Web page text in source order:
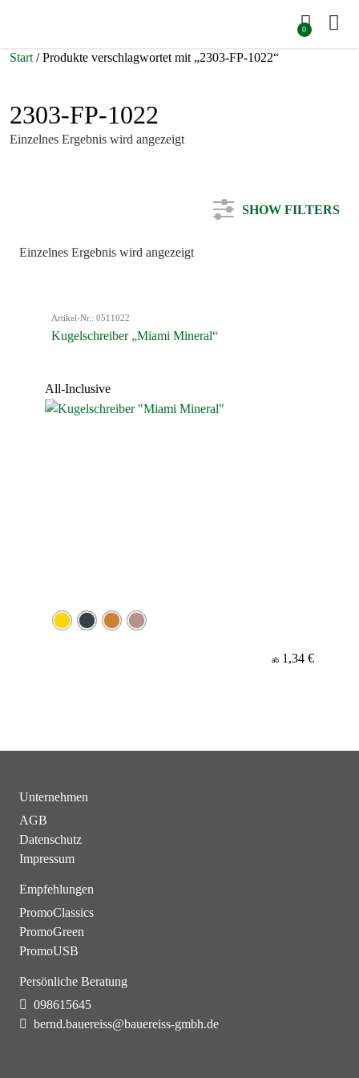
0
Start / Produkte verschlagwortet mit „2303-FP-1022“
2303-FP-1022
Einzelnes Ergebnis wird angezeigt
SHOW FILTERS
Farbe
Einzelnes Ergebnis wird angezeigt
Artikel-Nr.: 0511022
Kugelschreiber „Miami Mineral“
All-Inclusive
ab 1,34 €
Unternehmen
AGB
Datenschutz
Impressum
Empfehlungen
PromoClassics
PromoGreen
PromoUSB
Persönliche Beratung
098615645
bernd.bauereiss@bauereiss-gmbh.de